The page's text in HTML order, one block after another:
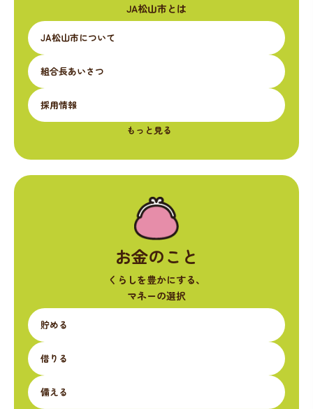
JA松山市とは
JA松山市について
組合長あいさつ
採用情報
もっと見る
お金のこと
くらしを豊かにする、
マネーの選択
貯める
借りる
備える